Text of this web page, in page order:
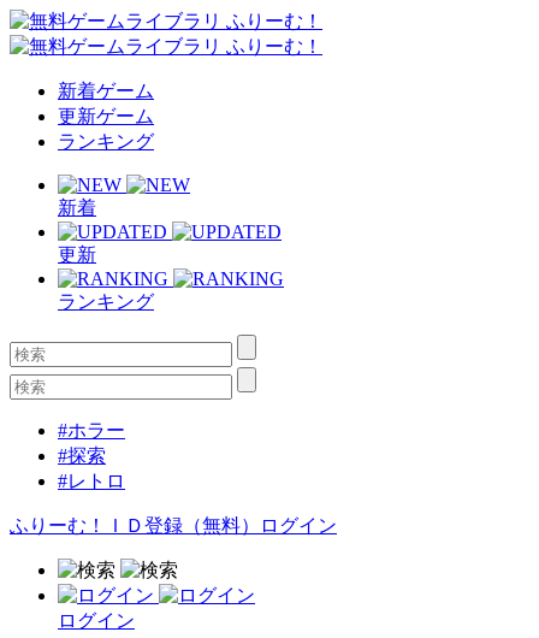
新着ゲーム
更新ゲーム
ランキング
新着
更新
ランキング
#ホラー
#探索
#レトロ
ふりーむ！ＩＤ登録（無料） ログイン
ログイン